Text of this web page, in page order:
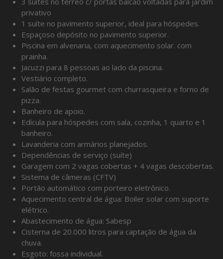
privativo
1 suíte no pavimento superior, ideal para hóspedes.
Espaçoso depósito no pavimento superior.
Piscina em alvenaria, com aquecimento solar. com
prainha.
Jacuzzi para 8 pessoas ao lado da piscina.
Vestiário completo.
Salão de festas gourmet com churrasqueira e forno de
pizza.
Banheiro de apoio.
Edícula para hóspedes com sala, cozinha, 1 quarto e 1
banheiro.
Lavanderia com armários planejados.
Dependências de serviço (suíte)
Garagem com 2 vagas cobertas + 4 vagas descobertas.
Sistema de câmeras (CFTV)
Portão automático com porteiro eletrônico.
Aquecimento central de água: Boiler solar com suporte
elétrico.
Abastecimento de água: Sabesp
Cisterna de 20.000 litros para captação de água da
chuva.
Esgoto: fossa individual.